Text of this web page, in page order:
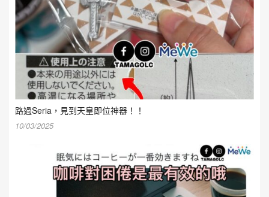
路過Seria，見到天皇即位神器！！
10/03/2025